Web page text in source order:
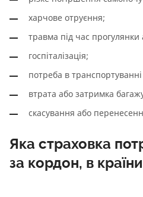
харчове отруєння;
травма під час прогулянки
госпіталізація;
потреба в транспортуванні
втрата або затримка
скасування або
Яка страховка
за кордон, в